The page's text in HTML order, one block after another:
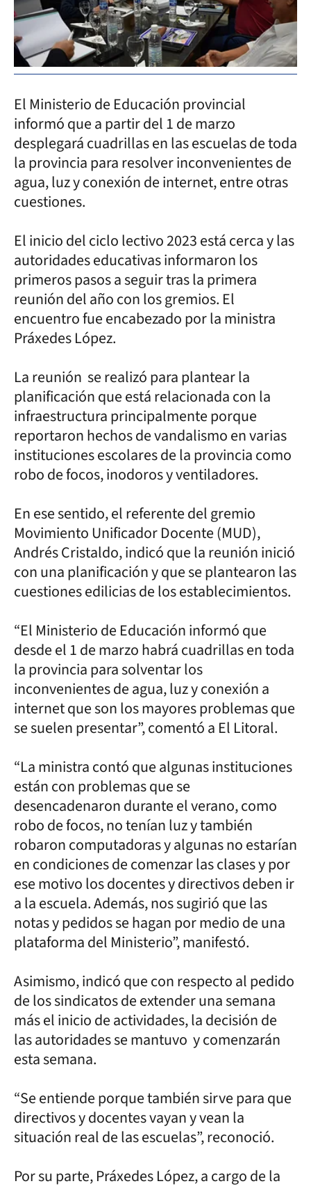
El Ministerio de Educación provincial
informó que a partir del 1 de marzo
desplegará cuadrillas en las escuelas de toda
la provincia para resolver inconvenientes de
agua, luz y conexión de internet, entre otras
cuestiones.
El inicio del ciclo lectivo 2023 está cerca y las
autoridades educativas informaron los
primeros pasos a seguir tras la primera
reunión del año con los gremios. El
encuentro fue encabezado por la ministra
Práxedes López.
La reunión se realizó para plantear la
planificación que está relacionada con la
infraestructura principalmente porque
reportaron hechos de vandalismo en varias
instituciones escolares de la provincia como
robo de focos, inodoros y ventiladores.
En ese sentido, el referente del gremio
Movimiento Unificador Docente (MUD),
Andrés Cristaldo, indicó que la reunión inició
con una planificación y que se plantearon las
cuestiones edilicias de los establecimientos.
“El Ministerio de Educación informó que
desde el 1 de marzo habrá cuadrillas en toda
la provincia para solventar los
inconvenientes de agua, luz y conexión a
internet que son los mayores problemas que
se suelen presentar”, comentó a El Litoral.
“La ministra contó que algunas instituciones
están con problemas que se
desencadenaron durante el verano, como
robo de focos, no tenían luz y también
robaron computadoras y algunas no estarían
en condiciones de comenzar las clases y por
ese motivo los docentes y directivos deben ir
a la escuela. Además, nos sugirió que las
notas y pedidos se hagan por medio de una
plataforma del Ministerio”, manifestó.
Asimismo, indicó que con respecto al pedido
de los sindicatos de extender una semana
más el inicio de actividades, la decisión de
las autoridades se mantuvo y comenzarán
esta semana.
“Se entiende porque también sirve para que
directivos y docentes vayan y vean la
situación real de las escuelas”, reconoció.
Por su parte, Práxedes López, a cargo de la